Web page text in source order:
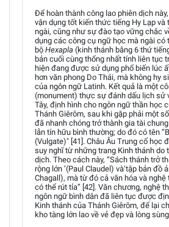
Để hoàn thành công lao phiên dịch
vận dụng tốt kiến thức tiếng Hy Lạp và
ngài, cũng như sự đào tạo vững chắc
dụng các công cụ ngữ học mà ngài có
bộ Hexapla (kinh thánh bằng 6 thứ
bản cuối cùng thống nhất tính liên tục
hiện đang được sử dụng phổ biến lúc
hơn văn phong Do Thái, mà không hy
của ngôn ngữ Latinh. Kết quả là một
(monument) thực sự đánh dấu lịch sử
Tây, định hình cho ngôn ngữ thần học
Thánh Giêrôm, sau khi gặp phải một
đã nhanh chóng trở thành gia tài
lẫn tín hữu bình thường; do đó có tên
(Vulgate)" [41]. Châu Âu Trung cổ học
suy nghĩ từ những trang Kinh thánh do
dịch. Theo cách này, “Sách thánh trở
rộng lớn ’(Paul Claudel) và‘tập bản đồ
Chagall), mà từ đó cả văn hóa và
có thể rút tỉa” [42]. Văn chương, nghệ
ngôn ngữ bình dân đã liên tục được
Kinh thánh của Thánh Giêrôm, để lại
kho tàng lớn lao về vẻ đẹp và lòng